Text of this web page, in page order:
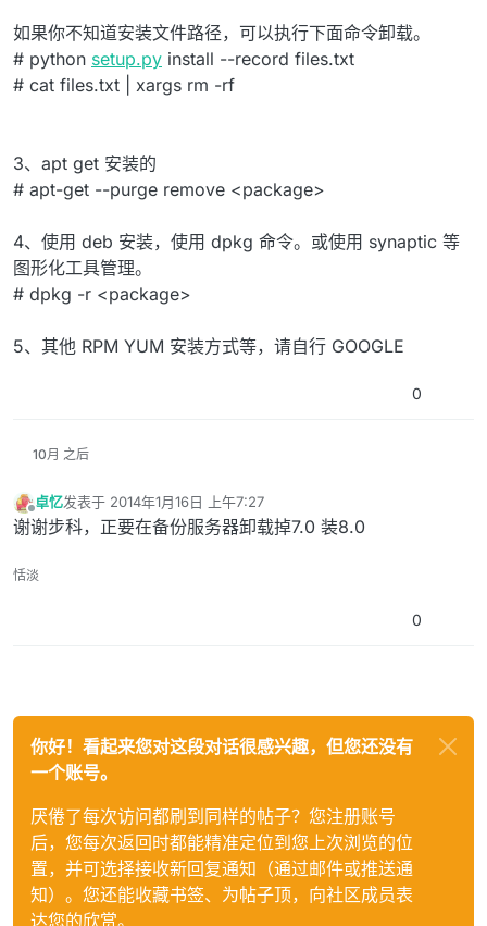
如果你不知道安装文件路径，可以执行下面命令卸载。
# python setup.py install --record files.txt
# cat files.txt | xargs rm -rf
3、apt get 安装的
# apt-get --purge remove <package>
4、使用 deb 安装，使用 dpkg 命令。或使用 synaptic 等
图形化工具管理。
# dpkg -r <package>
5、其他 RPM YUM 安装方式等，请自行 GOOGLE
0
10月 之后
离线
卓忆发表于 2014年1月16日 上午7:27
最后由 编辑
谢谢步科，正要在备份服务器卸载掉7.0 装8.0
恬淡
0
你好！看起来您对这段对话很感兴趣，但您还没有
一个账号。
厌倦了每次访问都刷到同样的帖子？您注册账号
后，您每次返回时都能精准定位到您上次浏览的位
置，并可选择接收新回复通知（通过邮件或推送通
知）。您还能收藏书签、为帖子顶，向社区成员表
达您的欣赏。